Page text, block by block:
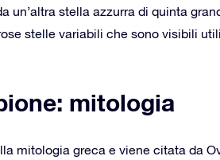
un’altra stella azzurra di quinta
stelle variabili che sono visibili
mitologia
mitologia greca e viene citata da